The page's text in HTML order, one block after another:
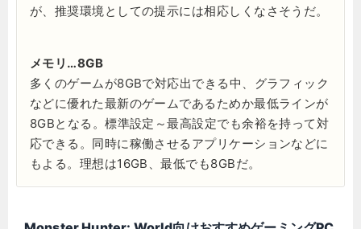
が、推奨環境としての提示には相応しくなさそうだ。
メモリ…8GB
多くのゲームが8GBで対応出できる中、グラフィック
などに優れた最新のゲームであるためか最低ラインが
8GBとなる。標準設定～最高設定でも余裕を持って対
応できる。同時に稼働させるアプリケーションなどに
もよる。理想は16GB、最低でも8GBだ。